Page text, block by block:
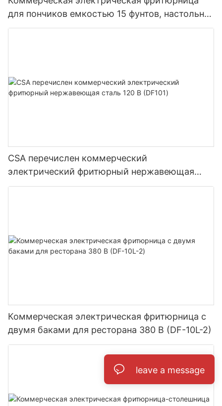
для пончиков емкостью 15 фунтов, настольная
(DF251/DF251H)
CSA перечислен коммерческий
электрический фритюрный нержавеющая
сталь 120 В (DF101)
Коммерческая электрическая фритюрница с
двумя баками для ресторана 380 В (DF-10L-2)
leave a message